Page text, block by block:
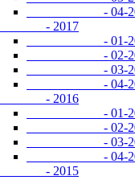
- 04-
- 2017
- 01-
- 02-
- 03-
- 04-
- 2016
- 01-
- 02-
- 03-
- 04-
- 2015